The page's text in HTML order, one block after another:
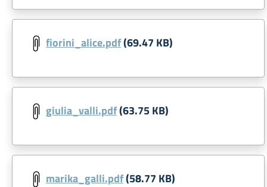
fiorini_alice.pdf(69.47 KB)
giulia_valli.pdf(63.75 KB)
marika_galli.pdf(58.77 KB)